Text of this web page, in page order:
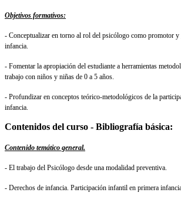
Objetivos formativos:
- Conceptualizar en torno al rol del psicólogo como promotor y
infancia.
- Fomentar la apropiación del estudiante a herramientas
trabajo con niños y niñas de 0 a 5 años.
- Profundizar en conceptos teórico-metodológicos de la
infancia.
Contenidos del curso - Bibliografía básica:
Contenido temático general.
- El trabajo del Psicólogo desde una modalidad preventiva.
- Derechos de infancia. Participación infantil en primera